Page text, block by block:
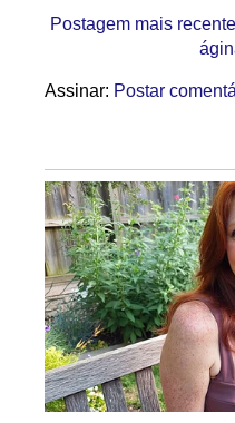
Postagem mais recente
Assinar: Postar